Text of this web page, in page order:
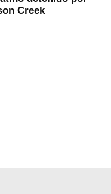
Creek